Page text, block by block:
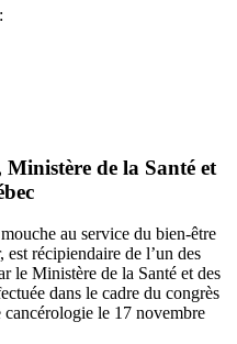
de la Santé et
au service du bien-être
est récipiendaire de l’un des
le Ministère de la Santé et des
dans le cadre du congrès
le 17 novembre